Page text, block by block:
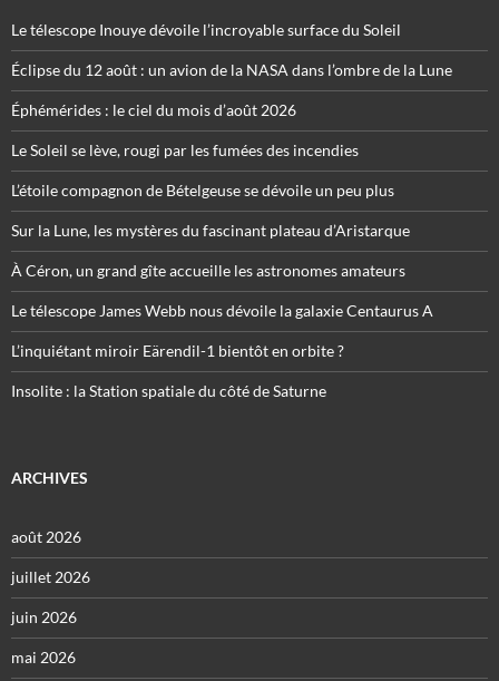
Le télescope Inouye dévoile l’incroyable surface du Soleil
Éclipse du 12 août : un avion de la NASA dans l’ombre de la Lune
Éphémérides : le ciel du mois d’août 2026
Le Soleil se lève, rougi par les fumées des incendies
L’étoile compagnon de Bételgeuse se dévoile un peu plus
Sur la Lune, les mystères du fascinant plateau d’Aristarque
À Céron, un grand gîte accueille les astronomes amateurs
Le télescope James Webb nous dévoile la galaxie Centaurus A
L’inquiétant miroir Eärendil-1 bientôt en orbite ?
Insolite : la Station spatiale du côté de Saturne
ARCHIVES
août 2026
juillet 2026
juin 2026
mai 2026